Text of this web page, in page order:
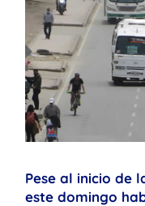
Pese al inicio de
este domingo